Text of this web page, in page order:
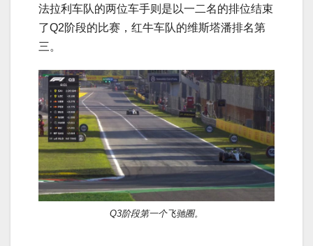
法拉利车队的两位车手则是以一二名的排位结束
了Q2阶段的比赛，红牛车队的维斯塔潘排名第
三。
Q3阶段第一个飞驰圈。